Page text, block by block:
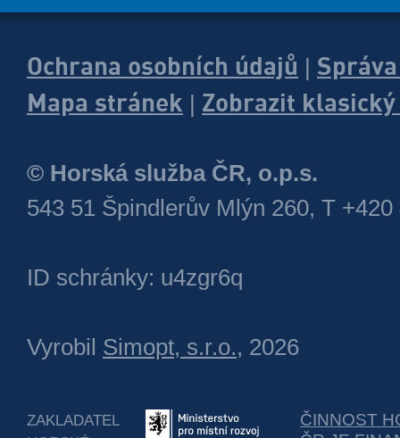
Ochrana osobních údajů
Mapa stránek
Zobrazit
© Horská služba ČR, o.p.s.
543 51 Špindlerův Mlýn 260, T +420
ID schránky: u4zgr6q
Vyrobil Simopt, s.r.o., 2026
ZAKLADATEL
ČINNOST